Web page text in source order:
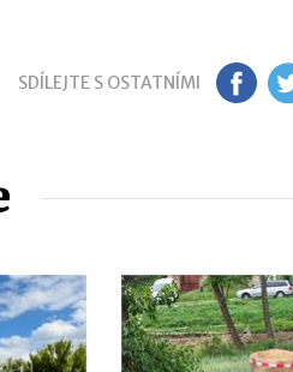
SDÍLEJTE S OSTATNÍMI FB